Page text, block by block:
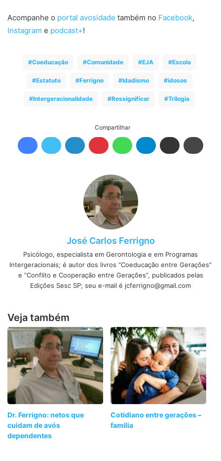
Acompanhe o portal avosidade também no Facebook,
Instagram e podcast+!
Coeducação Comunidade EJA Escola
Estatuto Ferrigno Idadismo idosos
Intergeracionalidade Ressignificar Trilogia
Compartilhar
José Carlos Ferrigno
Psicólogo, especialista em Gerontologia e em Programas
Intergeracionais; é autor dos livros “Coeducação entre Gerações”
e “Conflito e Cooperação entre Gerações”, publicados pelas
Edições Sesc SP; seu e-mail é jcferrigno@gmail.com
Veja também
Dr. Ferrigno: netos que
cuidam de avós
dependentes
Cotidiano entre gerações –
família